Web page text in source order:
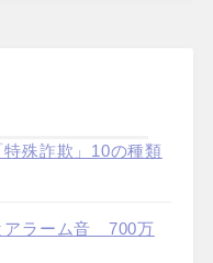
殊詐欺」10の種類
アラーム音 700万